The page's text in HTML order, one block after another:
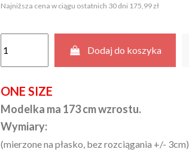
Najniższa cena w ciągu ostatnich 30 dni 175,99 zł
Dodaj do koszyka
ONE SIZE
Modelka ma 173 cm wzrostu.
Wymiary:
(mierzone na płasko, bez rozciągania +/- 3cm)